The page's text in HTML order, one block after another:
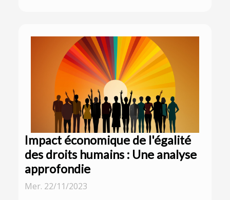
Impact économique de l'égalité
des droits humains : Une analyse
approfondie
Mer. 22/11/2023